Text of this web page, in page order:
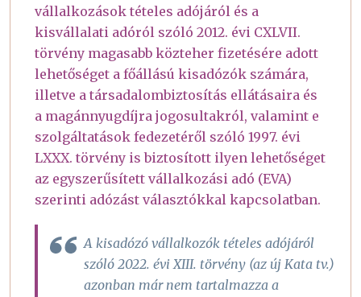
vállalkozások tételes adójáról és a
kisvállalati adóról szóló 2012. évi CXLVII.
törvény magasabb közteher fizetésére adott
lehetőséget a főállású kisadózók számára,
illetve a társadalombiztosítás ellátásaira és
a magánnyugdíjra jogosultakról, valamint e
szolgáltatások fedezetéről szóló 1997. évi
LXXX. törvény is biztosított ilyen lehetőséget
az egyszerűsített vállalkozási adó (EVA)
szerinti adózást választókkal kapcsolatban.
A kisadózó vállalkozók tételes adójáról
szóló 2022. évi XIII. törvény (az új Kata tv.)
azonban már nem tartalmazza a